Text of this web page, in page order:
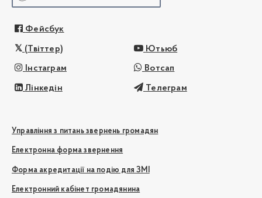
Фейсбук
(Твіттер) Ютьюб
Інстаграм Вотсап
Лінкедін Телеграм
Управління з питань звернень громадян
Електронна форма звернення
Форма акредитації на подію для ЗМІ
Електронний кабінет громадянина